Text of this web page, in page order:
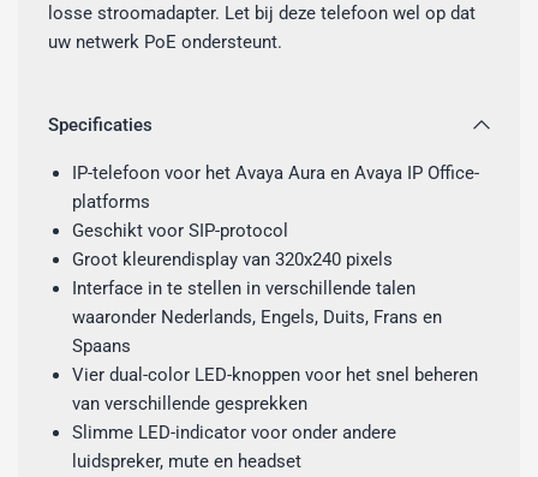
losse stroomadapter. Let bij deze telefoon wel op dat
uw netwerk PoE ondersteunt.
Specificaties
IP-telefoon voor het Avaya Aura en Avaya IP Office-
platforms
Geschikt voor SIP-protocol
Groot kleurendisplay van 320x240 pixels
Interface in te stellen in verschillende talen
waaronder Nederlands, Engels, Duits, Frans en
Spaans
Vier dual-color LED-knoppen voor het snel beheren
van verschillende gesprekken
Slimme LED-indicator voor onder andere
luidspreker, mute en headset